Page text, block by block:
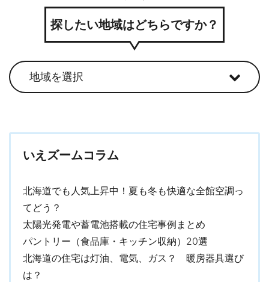
探したい地域はどちらですか？
いえズームコラム
北海道でも人気上昇中！夏も冬も快適な全館空調っ
てどう？
太陽光発電や蓄電池搭載の住宅事例まとめ
パントリー（食品庫・キッチン収納）20選
北海道の住宅は灯油、電気、ガス？ 暖房器具選び
は？